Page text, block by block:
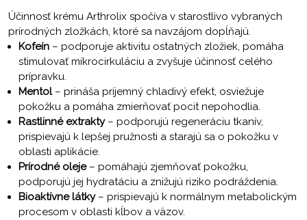
Účinnosť krému Arthrolix spočíva v starostlivo vybraných
prírodných zložkách, ktoré sa navzájom dopĺňajú.
Kofeín – podporuje aktivitu ostatných zložiek, pomáha
stimulovať mikrocirkuláciu a zvyšuje účinnosť celého
prípravku.
Mentol– prináša príjemný chladivý efekt, osviežuje
pokožku a pomáha zmierňovať pocit nepohodlia.
Rastlinné extrakty– podporujú regeneráciu tkanív,
prispievajú k lepšej pružnosti a starajú sa o pokožku v
oblasti aplikácie.
Prírodné oleje– pomáhajú zjemňovať pokožku,
podporujú jej hydratáciu a znižujú riziko podráždenia.
Bioaktívne látky– prispievajú k normálnym metabolickým
procesom v oblasti kĺbov a väzov.